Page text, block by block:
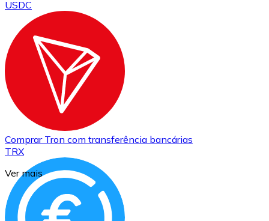
USDC
Comprar Tron com transferência bancárias
TRX
Ver mais